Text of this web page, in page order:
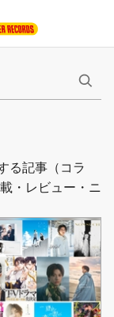
る記事（コラ
・レビュー・ニ